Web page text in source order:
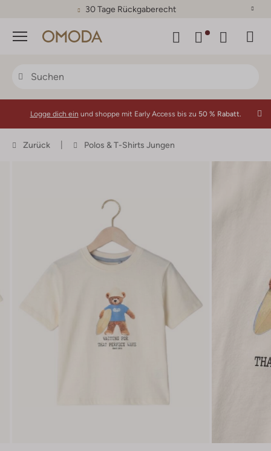
30 Tage Rückgaberecht
Menü
Logge dich ein und shoppe mit Early Access bis zu 50 % Rabatt.
Zurück Polos & T-Shirts Jungen